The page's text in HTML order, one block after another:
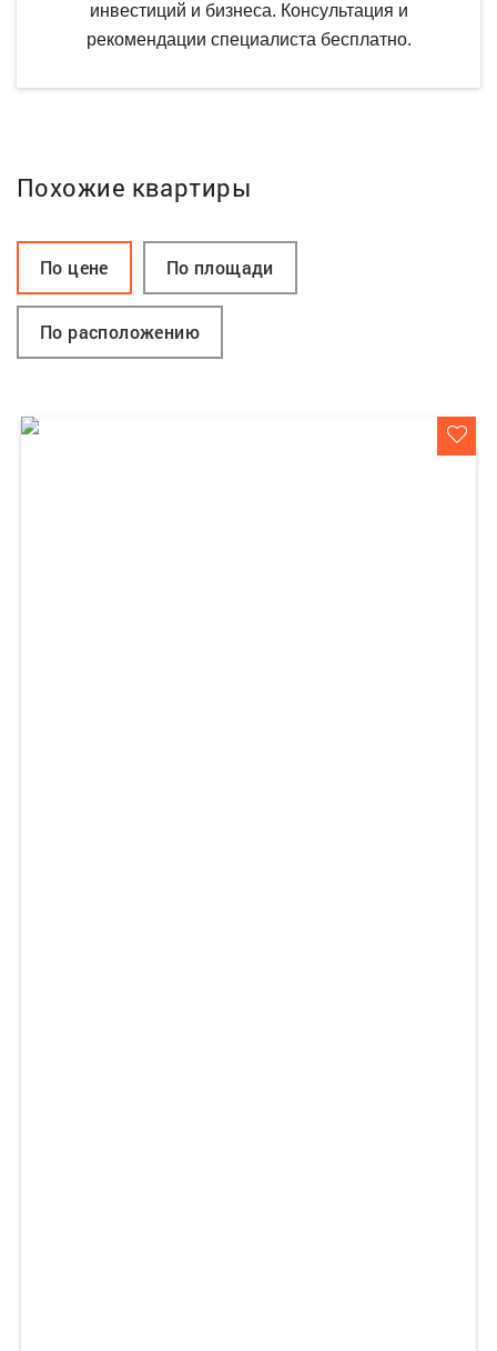
инвестиций и бизнеса. Консультация и
рекомендации специалиста бесплатно.
Похожие квартиры
По цене По площади
По расположению